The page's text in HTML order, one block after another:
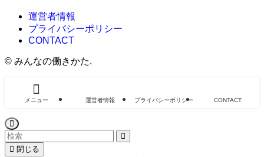
運営者情報
プライバシーポリシー
CONTACT
© みんなの働きかた.
メニュー 運営者情報 プライバシーポリシー CONTACT
閉じる